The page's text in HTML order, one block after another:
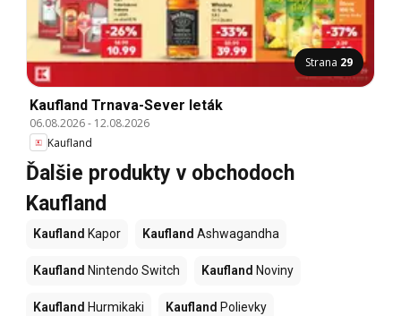
Strana 29
Kaufland Trnava-Sever leták
06.08.2026- 12.08.2026
Kaufland
Ďalšie produkty v obchodoch
Kaufland
Kaufland Kapor Kaufland Ashwagandha
Kaufland Nintendo Switch Kaufland Noviny
Kaufland Hurmikaki Kaufland Polievky